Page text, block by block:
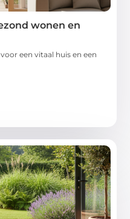
wonen en
een vitaal huis en een